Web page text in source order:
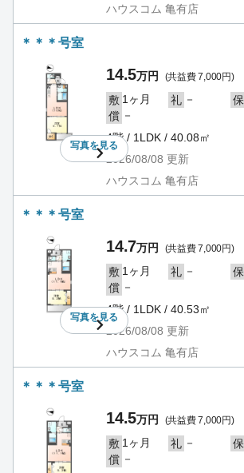
ハウスコム 亀有店
＊＊＊号室
写真を見る
14.5万円 (共益費 7,000円)
敷 1ヶ月 礼 － 保
償 －
4階 / 1LDK / 40.08㎡
2026/08/08 更新
ハウスコム 亀有店
＊＊＊号室
写真を見る
14.7万円 (共益費 7,000円)
敷 1ヶ月 礼 － 保
償 －
4階 / 1LDK / 40.53㎡
2026/08/08 更新
ハウスコム 亀有店
＊＊＊号室
14.5万円 (共益費 7,000円)
敷 1ヶ月 礼 － 保
償 －